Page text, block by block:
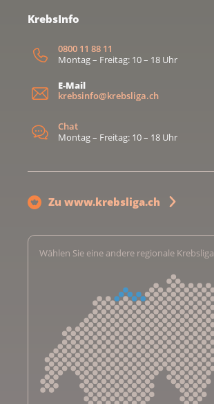
KrebsInfo
0800 11 88 11
Montag – Freitag: 10 – 18 Uhr
E-Mail
krebsinfo@krebsliga.ch
Chat
Montag – Freitag: 10 – 18 Uhr
Zu www.krebsliga.ch
Wählen Sie eine andere regionale Krebsliga